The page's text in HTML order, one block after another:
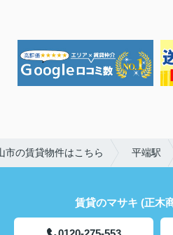
市の賃貸物件はこちら 平端駅
賃貸のマサキ (正木